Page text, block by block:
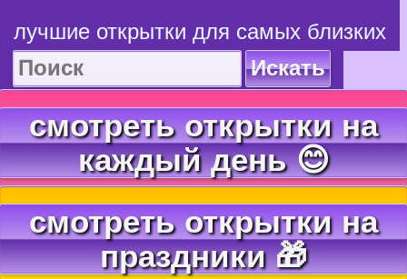
лучшие открытки для самых близких
Искать
смотреть открытки на
каждый день 😊
смотреть открытки на
праздники 🎁